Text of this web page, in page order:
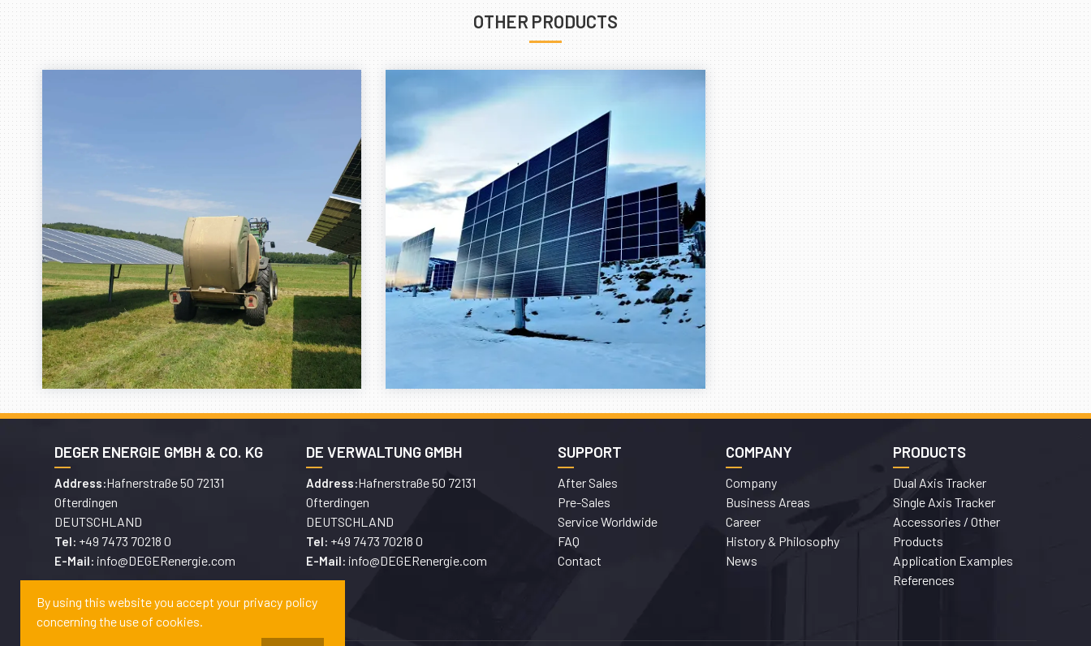
OTHER PRODUCTS
DEGER ENERGIE GMBH & CO. KG
Address:Hafnerstraße 50 72131
Ofterdingen
DEUTSCHLAND
Tel: +49 7473 70218 0
E-Mail: info@DEGERenergie.com
DE VERWALTUNG GMBH
Address:Hafnerstraße 50 72131
Ofterdingen
DEUTSCHLAND
Tel: +49 7473 70218 0
E-Mail: info@DEGERenergie.com
SUPPORT
After Sales
Pre-Sales
Service Worldwide
FAQ
Contact
COMPANY
Company
Business Areas
Career
History & Philosophy
News
PRODUCTS
Dual Axis Tracker
Single Axis Tracker
Accessories / Other
Products
Application Examples
References
By using this website you accept your privacy policy
concerning the use of cookies.